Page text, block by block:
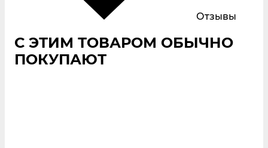
Отзывы
С ЭТИМ ТОВАРОМ ОБЫЧНО
ПОКУПАЮТ